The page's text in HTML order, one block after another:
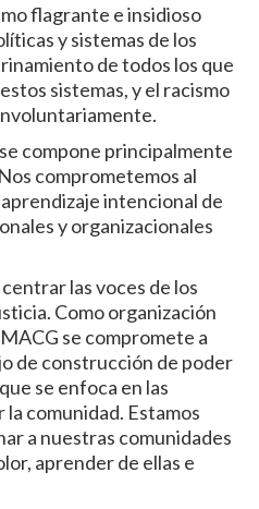
flagrante e insidioso
y sistemas de los
de todos los que
sistemas, y el racismo
compone principalmente
comprometemos al
intencional de
y organizacionales
las voces de los
Como organización
se compromete a
de construcción de poder
se enfoca en las
comunidad. Estamos
a nuestras comunidades
aprender de ellas e